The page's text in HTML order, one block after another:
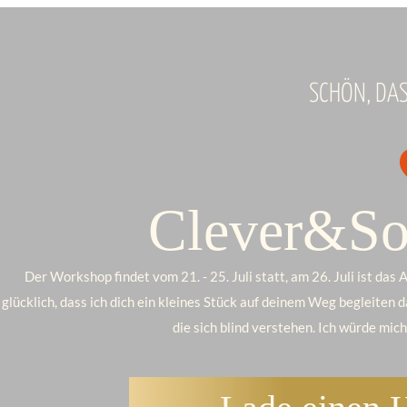
SCHÖN,
Der Workshop findet vom 21. - 25. Juli statt, am 26. Juli ist das
glücklich, dass ich dich ein kleines Stück auf deinem Weg
die sich blind verstehen. Ich würde